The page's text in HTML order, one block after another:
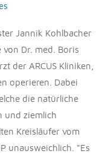
Jannik Kohlbacher
von Dr. med. Boris
der ARCUS Kliniken,
operieren. Dabei
die natürliche
und ziemlich
Kreisläufer vom
unausweichlich. "Es